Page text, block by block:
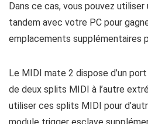
Dans ce cas, vous pouvez
tandem avec votre PC pour
emplacements supplémentaires
Le MIDI mate 2 dispose d’un
de deux splits MIDI à l’autre
utiliser ces splits MIDI pour